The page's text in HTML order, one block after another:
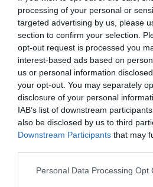
processing of your personal or
targeted advertising by us, please
section to confirm your selection.
opt-out request is processed you
interest-based ads based on
us or personal information
your opt-out. You may separately
disclosure of your personal
IAB’s list of downstream
also be disclosed by us to third
Downstream Participants that may
Personal Data Processing Opt